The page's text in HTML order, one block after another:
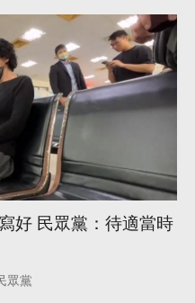
好 民眾黨：待適當時
眾黨